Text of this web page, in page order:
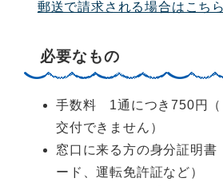
郵送で請求される場合はこちら
必要なもの
手数料 1通につき750円（
交付できません）
窓口に来る方の身分証明書
ード、運転免許証など）